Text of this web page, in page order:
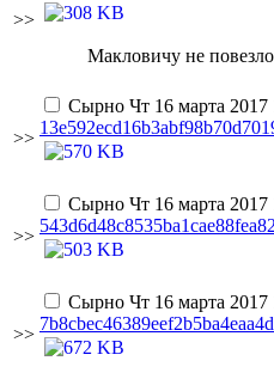
>>
Макловичу не
>>
Сырно Чт 16 марта 2017
>>
Сырно Чт 16 марта 2017
>>
Сырно Чт 16 марта 2017